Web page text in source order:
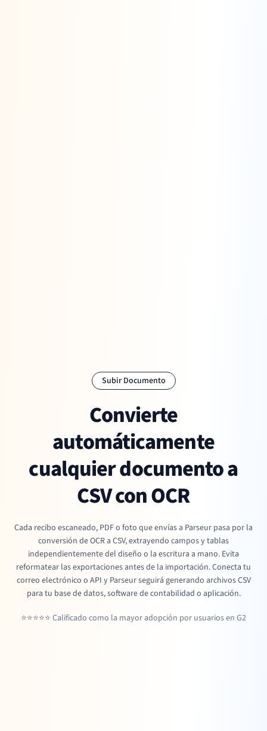
Subir Documento
Convierte
automáticamente
cualquier documento a
CSV con OCR
Cada recibo escaneado, PDF o foto que envías a Parseur pasa por la
conversión de OCR a CSV, extrayendo campos y tablas
independientemente del diseño o la escritura a mano. Evita
reformatear las exportaciones antes de la importación. Conecta tu
correo electrónico o API y Parseur seguirá generando archivos CSV
para tu base de datos, software de contabilidad o aplicación.
⭐⭐⭐⭐⭐ Calificado como la mayor adopción por usuarios en G2